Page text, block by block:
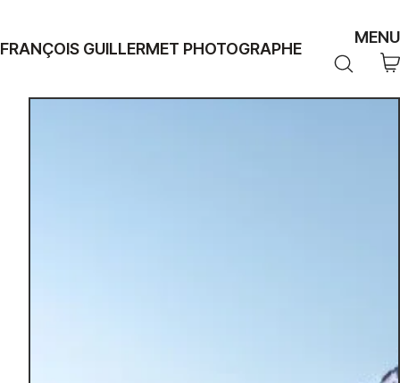
FRANÇOIS GUILLERMET PHOTOGRAPHE
MENU